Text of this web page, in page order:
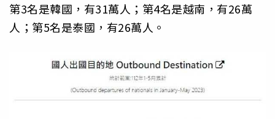
第3名是韓國，有31萬人；第4名是越南，有26萬
人；第5名是泰國，有26萬人。